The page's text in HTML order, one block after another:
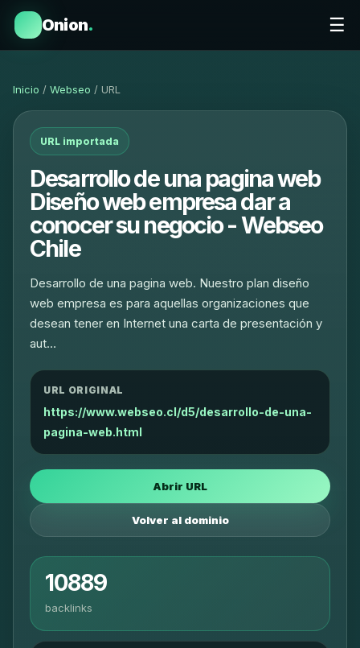
Onion. ☰
Inicio / Webseo / URL
URL importada
Desarrollo de una pagina web
Diseño web empresa dar a
conocer su negocio - Webseo
Chile
Desarrollo de una pagina web. Nuestro plan diseño
web empresa es para aquellas organizaciones que
desean tener en Internet una carta de presentación y
aut…
URL ORIGINAL
https://www.webseo.cl/d5/desarrollo-de-una-
pagina-web.html
Abrir URL
Volver al dominio
10889
backlinks